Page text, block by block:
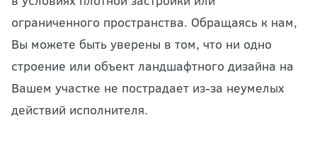
ограниченного пространства. Обращаясь к нам,
Вы можете быть уверены в том, что ни одно
строение или объект ландшафтного дизайна на
Вашем участке не пострадает из-за неумелых
действий исполнителя.